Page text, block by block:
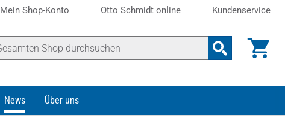
Mein Shop-Konto Otto Schmidt online Kundenservice
News Über uns